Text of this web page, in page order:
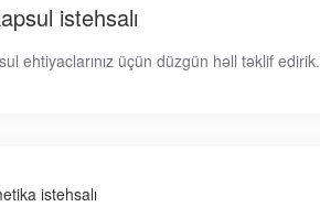
istehsalı
ehtiyaclarınız üçün düzgün həll təklif edirik.